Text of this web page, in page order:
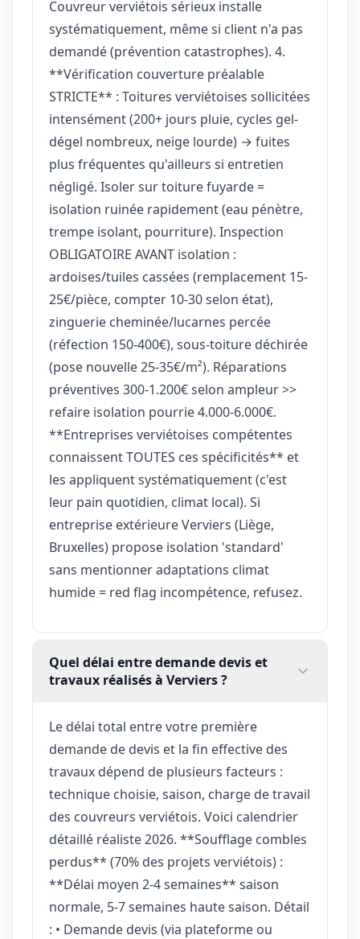
Couvreur verviétois sérieux installe
systématiquement, même si client n'a pas
demandé (prévention catastrophes). 4.
**Vérification couverture préalable
STRICTE** : Toitures verviétoises sollicitées
intensément (200+ jours pluie, cycles gel-
dégel nombreux, neige lourde) → fuites
plus fréquentes qu'ailleurs si entretien
négligé. Isoler sur toiture fuyarde =
isolation ruinée rapidement (eau pénètre,
trempe isolant, pourriture). Inspection
OBLIGATOIRE AVANT isolation :
ardoises/tuiles cassées (remplacement 15-
25€/pièce, compter 10-30 selon état),
zinguerie cheminée/lucarnes percée
(réfection 150-400€), sous-toiture déchirée
(pose nouvelle 25-35€/m²). Réparations
préventives 300-1.200€ selon ampleur >>
refaire isolation pourrie 4.000-6.000€.
**Entreprises verviétoises compétentes
connaissent TOUTES ces spécificités** et
les appliquent systématiquement (c'est
leur pain quotidien, climat local). Si
entreprise extérieure Verviers (Liège,
Bruxelles) propose isolation 'standard'
sans mentionner adaptations climat
humide = red flag incompétence, refusez.
Quel délai entre demande devis et
travaux réalisés à Verviers ?
Le délai total entre votre première
demande de devis et la fin effective des
travaux dépend de plusieurs facteurs :
technique choisie, saison, charge de travail
des couvreurs verviétois. Voici calendrier
détaillé réaliste 2026. **Soufflage combles
perdus** (70% des projets verviétois) :
**Délai moyen 2-4 semaines** saison
normale, 5-7 semaines haute saison. Détail
: • Demande devis (via plateforme ou